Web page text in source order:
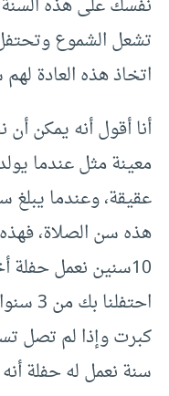
نفسك على هذه
تشعل الشموع
اتخاذ هذه العادة
أنا أقول أنه يمكن
معينة مثل عندما
عقيقة، وعندما
هذه سن الصلاة،
10سنين نعمل
سنة نعمل له حفلة